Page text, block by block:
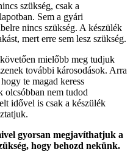
szükség, csak a
Sem a gyári
nincs szükség. A készülék
mert erre sem lesz szükség.
mielőbb meg tudjuk
további károsodások. Arra
te magad keress
olcsóbban nem tudod
idővel is csak a készülék
gyorsan megjavíthatjuk a
hogy behozd nekünk.